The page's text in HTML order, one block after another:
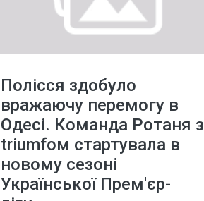
Полісся здобуло
вражаючу перемогу в
Одесі. Команда Ротаня з
triumfом стартувала в
новому сезоні
Української Прем'єр-